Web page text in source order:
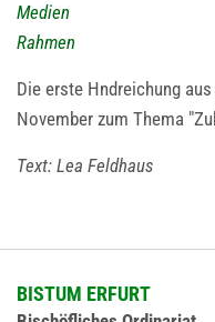
Medien
Rahmen
Die erste Hndreichung
November zum Thema
Text: Lea Feldhaus
BISTUM ERFURT